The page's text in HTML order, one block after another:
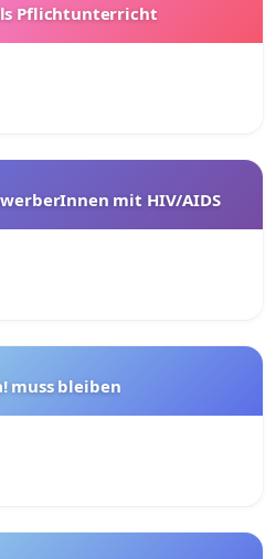
Pflichtunterricht
mit HIV/AIDS
muss bleiben